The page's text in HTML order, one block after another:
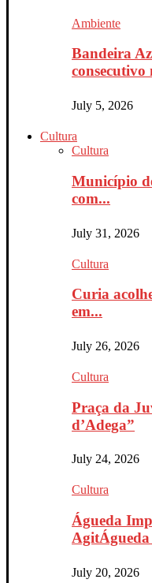
Ambiente
Bandeira
consecutivo
July 5, 2026
Cultura
Cultura
Município
com...
July 31, 2026
Cultura
Curia
em...
July 26, 2026
Cultura
Praça da
d’Adega”
July 24, 2026
Cultura
Águeda
July 20, 2026